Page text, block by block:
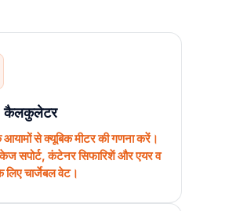
कैलकुलेटर
से क्यूबिक मीटर की गणना करें।
सपोर्ट, कंटेनर सिफारिशें और एयर व
चार्जेबल वेट।